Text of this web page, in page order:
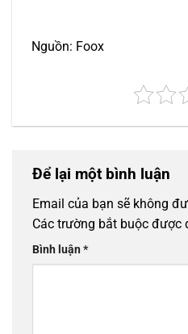
Nguồn: Foox
Để lại một bình luận
Email của bạn sẽ không
Các trường bắt buộc được
Bình luận*